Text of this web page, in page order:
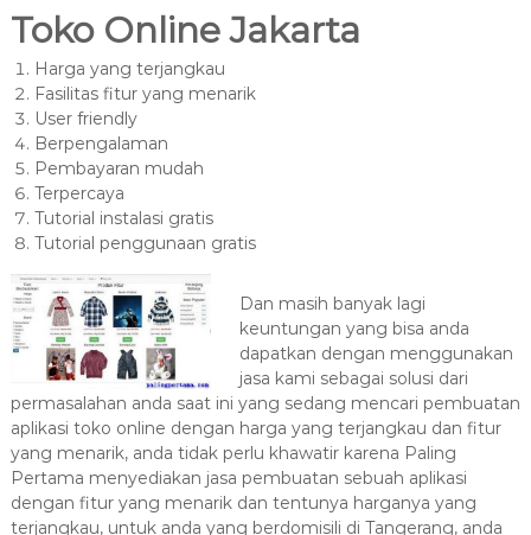
Toko Online Jakarta
Harga yang terjangkau
Fasilitas fitur yang menarik
User friendly
Berpengalaman
Pembayaran mudah
Terpercaya
Tutorial instalasi gratis
Tutorial penggunaan gratis
Dan masih banyak lagi
keuntungan yang bisa anda
dapatkan dengan menggunakan
jasa kami sebagai solusi dari
permasalahan anda saat ini yang sedang mencari pembuatan
aplikasi toko online dengan harga yang terjangkau dan fitur
yang menarik, anda tidak perlu khawatir karena Paling
Pertama menyediakan jasa pembuatan sebuah aplikasi
dengan fitur yang menarik dan tentunya harganya yang
terjangkau, untuk anda yang berdomisili di Tangerang, anda